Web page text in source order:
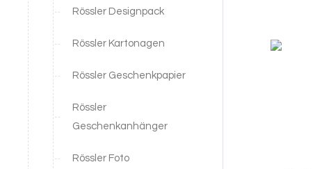
Rössler Designpack
Rössler Kartonagen
Rössler Geschenkpapier
Rössler
Geschenkanhänger
Rössler Foto